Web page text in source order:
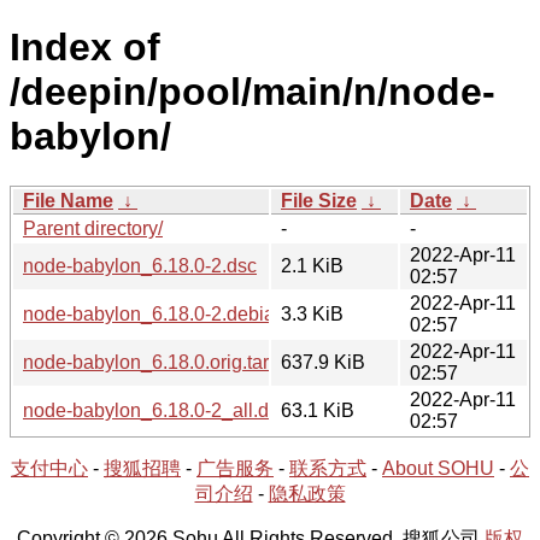
Index of
/deepin/pool/main/n/node-
babylon/
File Name ↓ File Size ↓ Date ↓
Parent directory/
-
-
node-babylon_6.18.0-2.dsc
2.1 KiB
2022-Apr-11
02:57
node-babylon_6.18.0-2.debian.tar.xz
3.3 KiB
2022-Apr-11
02:57
node-babylon_6.18.0.orig.tar.gz637.9 KiB
2022-Apr-11
02:57
node-babylon_6.18.0-2_all.deb63.1 KiB
2022-Apr-11
02:57
支付中心 - 搜狐招聘 - 广告服务 - 联系方式 - About SOHU - 公
司介绍 - 隐私政策